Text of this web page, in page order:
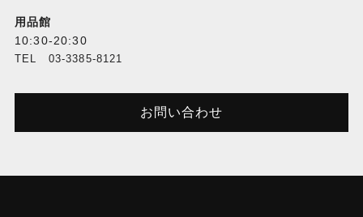
用品館
10:30-20:30
TEL 03-3385-8121
お問い合わせ